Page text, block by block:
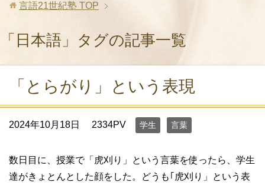
言語21世紀塾 TOP
「日本語」タグの記事一覧
「とらがり」という表現
2024年10月18日 2334PV 学生 言葉
数日目に、授業で「虎刈り」という言葉を使ったら、学生
達がきょとんとした顔をした。どうも｢虎刈り」という表